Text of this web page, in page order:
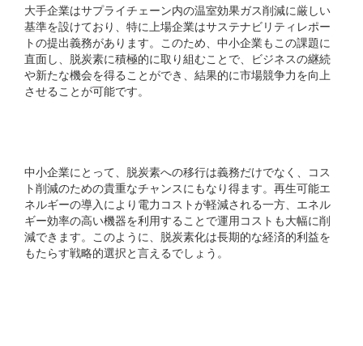
大手企業はサプライチェーン内の温室効果ガス削減に厳しい
基準を設けており、特に上場企業はサステナビリティレポー
トの提出義務があります。このため、中小企業もこの課題に
直面し、脱炭素に積極的に取り組むことで、ビジネスの継続
や新たな機会を得ることができ、結果的に市場競争力を向上
させることが可能です。
中小企業にとって、脱炭素への移行は義務だけでなく、コス
ト削減のための貴重なチャンスにもなり得ます。再生可能エ
ネルギーの導入により電力コストが軽減される一方、エネル
ギー効率の高い機器を利用することで運用コストも大幅に削
減できます。このように、脱炭素化は長期的な経済的利益を
もたらす戦略的選択と言えるでしょう。